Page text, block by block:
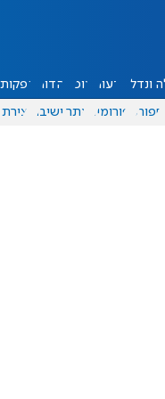
ונדל"ן דעות אוכל יהדות הפקות
ספורט פורומים אתר ישיבה